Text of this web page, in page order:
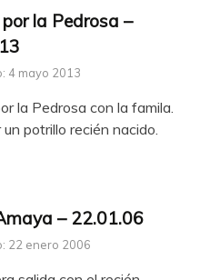
la Pedrosa –
4 mayo 2013
la Pedrosa con la famila.
potrillo recién nacido.
– 22.01.06
22 enero 2006